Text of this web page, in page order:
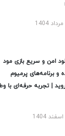
امن و سریع بازی مود
و برنامه‌های پرمیوم
| تجربه حرفه‌ای با